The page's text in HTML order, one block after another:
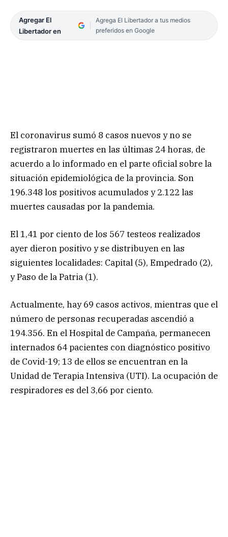
Agregar El
Libertador en
Agrega El Libertador a tus medios
preferidos en Google
El coronavirus sumó 8 casos nuevos y no se
registraron muertes en las últimas 24 horas, de
acuerdo a lo informado en el parte oficial sobre la
situación epidemiológica de la provincia. Son
196.348 los positivos acumulados y 2.122 las
muertes causadas por la pandemia.
El 1,41 por ciento de los 567 testeos realizados
ayer dieron positivo y se distribuyen en las
siguientes localidades: Capital (5), Empedrado (2),
y Paso de la Patria (1).
Actualmente, hay 69 casos activos, mientras que el
número de personas recuperadas ascendió a
194.356. En el Hospital de Campaña, permanecen
internados 64 pacientes con diagnóstico positivo
de Covid-19; 13 de ellos se encuentran en la
Unidad de Terapia Intensiva (UTI). La ocupación de
respiradores es del 3,66 por ciento.